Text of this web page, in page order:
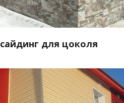
для цоколя